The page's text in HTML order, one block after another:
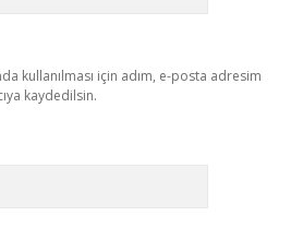
kullanılması için adım, e-posta adresim
kaydedilsin.